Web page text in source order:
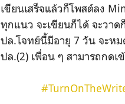
เขียนเสร็จแล้วก็โพสต์ลง
ทุกแนว จะเขียนก็ได้ จะวาด
ปล.โจทย์นี้มีอายุ 7 วัน จะหม
ปล.(2) เพื่อน ๆ สามารถกดเ